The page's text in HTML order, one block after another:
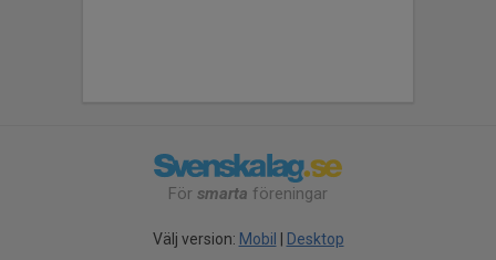
För smarta föreningar
Välj version: Mobil Desktop